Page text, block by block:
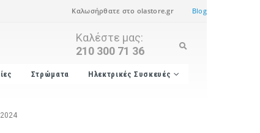
Καλωσήρθατε στο olastore.gr Blog
Καλέστε μας:
210 300 71 36
Στρώματα Ηλεκτρικές Συσκευές